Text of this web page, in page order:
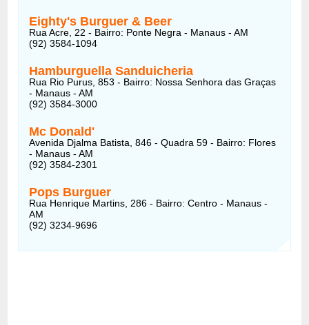
Eighty's Burguer & Beer
Rua Acre, 22 - Bairro: Ponte Negra - Manaus - AM
(92) 3584-1094
Hamburguella Sanduicheria
Rua Rio Purus, 853 - Bairro: Nossa Senhora das Graças
- Manaus - AM
(92) 3584-3000
Mc Donald'
Avenida Djalma Batista, 846 - Quadra 59 - Bairro: Flores
- Manaus - AM
(92) 3584-2301
Pops Burguer
Rua Henrique Martins, 286 - Bairro: Centro - Manaus -
AM
(92) 3234-9696